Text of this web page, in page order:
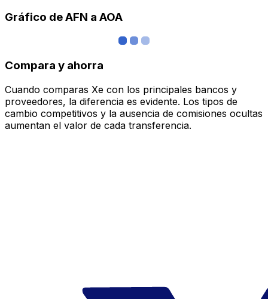
Gráfico de AFN a AOA
Compara y ahorra
Cuando comparas Xe con los principales bancos y
proveedores, la diferencia es evidente. Los tipos de
cambio competitivos y la ausencia de comisiones ocultas
aumentan el valor de cada transferencia.